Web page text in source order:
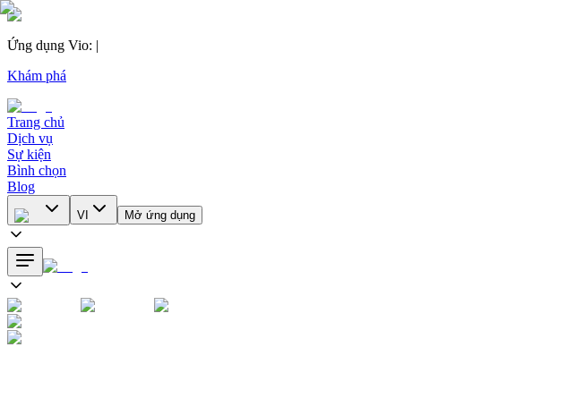
Ứng dụng Vio: |
Khám phá
Trang chủ
Dịch vụ
Sự kiện
Bình chọn
Blog
VI Mở ứng dụng